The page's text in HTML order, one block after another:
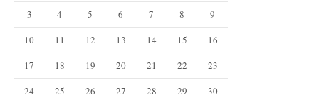
3
4 5 6 7 8
9
10
11 12 13 14 15
16
17
18 19 20 21 22
23
24
25 26 27 28 29
30